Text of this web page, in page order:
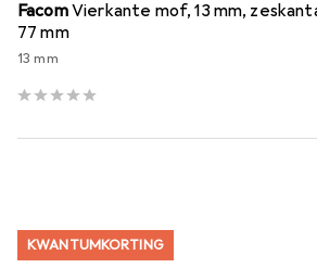
FacomVierkante mof, 13 mm,
77 mm
13 mm
KWANTUMKORTING